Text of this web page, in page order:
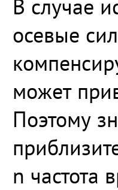
В случае
осевые
может
Поэтому
n частота